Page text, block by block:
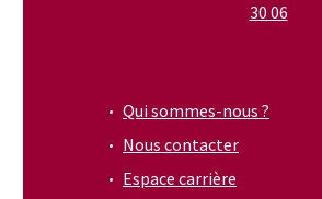
30 06
Qui sommes-nous ?
Nous contacter
Espace carrière